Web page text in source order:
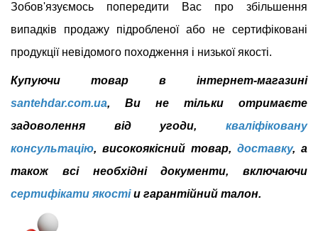
Зобов'язуємось попередити Вас про збільшення
випадків продажу підробленої або не сертифіковані
продукції невідомого походження і низької якості.
Купуючи товар в інтернет-магазині
santehdar.com.ua, Ви не тільки отримаєте
задоволення від угоди, кваліфіковану
консультацію, високоякісний товар, доставку, а
також всі необхідні документи, включаючи
сертифікати якостіи гарантійний талон.